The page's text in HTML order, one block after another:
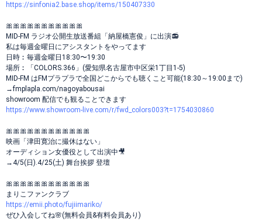
https://sinfonia2.base.shop/items/150407330
🎀🎀🎀🎀🎀🎀🎀🎀🎀🎀🎀
MID-FM ラジオ公開生放送番組「納屋橋憲俊」に出演📻
私は毎週金曜日にアシスタントをやってます
日時︰毎週金曜日18:30〜19:30
場所︰「COLORS.366」(愛知県名古屋市中区栄1丁目1-5)
MID-FM はFMプラプラで全国どこからでも聴くこと可能(18:30～19:00まで)
→fmplapla.com/nagoyabousai
showroom 配信でも観ることできます
https://www.showroom-live.com/r/fwd_colors003?t=1754030860
🎀🎀🎀🎀🎀🎀🎀🎀🎀🎀🎀🎀
映画「津田寛治に撮休はない」
オーディション女優役として出演中🎥
⁡→4/5(日).4/25(土) 舞台挨拶 登壇
🎀🎀🎀🎀🎀🎀🎀🎀🎀🎀🎀🎀
まりこファンクラブ
https://emii.photo/fujiimariko/
ぜひ入会してね🌸(無料会員&有料会員あり)